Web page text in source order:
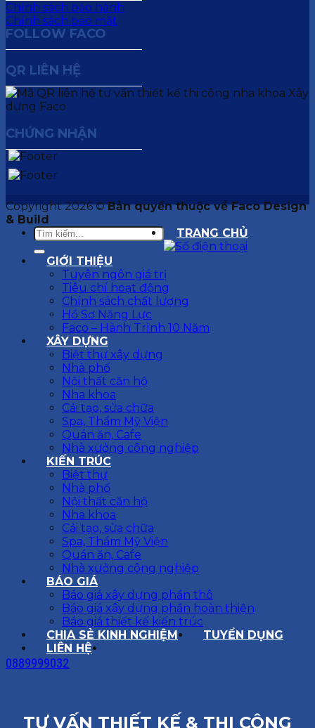
Chính sách bảo hành
Chính sách bảo mật
FOLLOW FACO
QR LIÊN HỆ
CHỨNG NHẬN
Copyright 2026 ©Bản quyền thuộc về Faco Design
& Build
TRANG CHỦ
GIỚI THIỆU
Tuyên ngôn giá trị
Tiêu chí hoạt động
Chính sách chất lượng
Hồ Sơ Năng Lực
Faco – Hành Trình 10 Năm
XÂY DỰNG
Biệt thự xây dựng
Nhà phố
Nội thất căn hộ
Nha khoa
Cải tạo, sửa chữa
Spa, Thẩm Mỹ Viện
Quán ăn, Cafe
Nhà xưởng công nghiệp
KIẾN TRÚC
Biệt thự
Nhà phố
Nội thất căn hộ
Nha khoa
Cải tạo, sửa chữa
Spa, Thẩm Mỹ Viện
Quán ăn, Cafe
Nhà xưởng công nghiệp
BÁO GIÁ
Báo giá xây dựng phần thô
Báo giá xây dựng phần hoàn thiện
Báo giá thiết kế kiến trúc
CHIA SẺ KINH NGHIỆM
TUYỂN DỤNG
LIÊN HỆ
0889999032
TƯ VẤN THIẾT KẾ & THI CÔNG